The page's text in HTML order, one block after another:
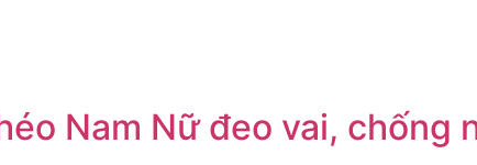
Nam Nữ đeo vai, chống